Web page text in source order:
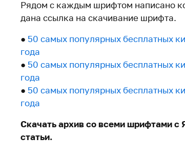
Рядом с каждым шрифтом написано
дана ссылка на скачивание шрифта.
● 50 самых популярных бесплатных
года
● 50 самых популярных бесплатных
года
● 50 самых популярных бесплатных
года
Скачать архив со всеми шрифтами
статьи.